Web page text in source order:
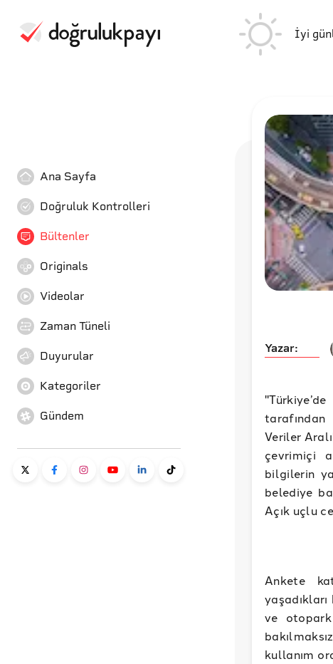
İyi
Ana Sayfa
Doğruluk Kontrolleri
Bültenler
Originals
Videolar
Zaman Tüneli
Duyurular
Kategoriler
Gündem
Yazar:
Veriler
çevrimiçi
bilgilerin
belediye
Açık uçlu
Ankete
ve otopark
kullanım